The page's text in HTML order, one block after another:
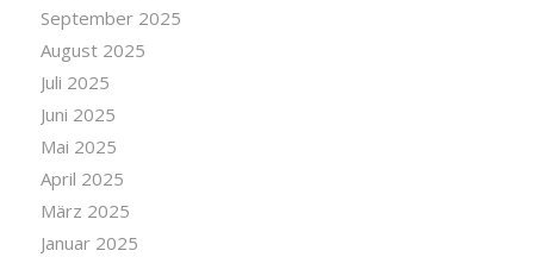
September 2025
August 2025
Juli 2025
Juni 2025
Mai 2025
April 2025
März 2025
Januar 2025